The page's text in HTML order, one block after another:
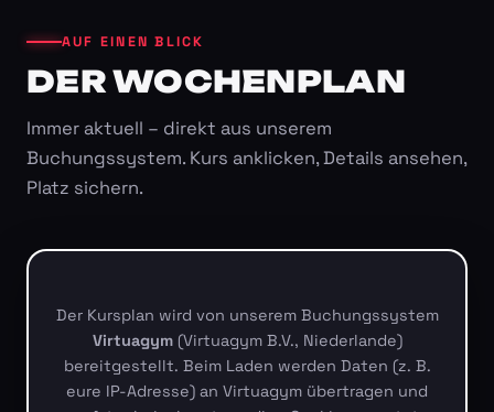
AUF EINEN BLICK
DER WOCHENPLAN
Immer aktuell – direkt aus unserem
Buchungssystem. Kurs anklicken, Details ansehen,
Platz sichern.
Der Kursplan wird von unserem Buchungssystem
Virtuagym(Virtuagym B.V., Niederlande)
bereitgestellt. Beim Laden werden Daten (z. B.
eure IP-Adresse) an Virtuagym übertragen und